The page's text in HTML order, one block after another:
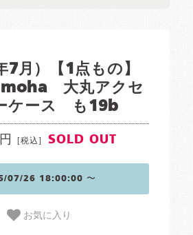
7月）【1点もの】
大丸アクセ
ケース も19b
[税込] SOLD OUT
07/26 18:00:00 〜
お気に入り